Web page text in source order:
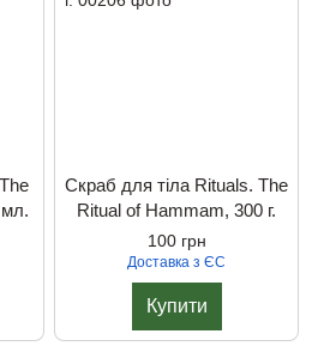
Скраб для тiла Rituals. The
Ritual of Hammam, 300 г.
100 грн
Доставка з ЄС
Купити